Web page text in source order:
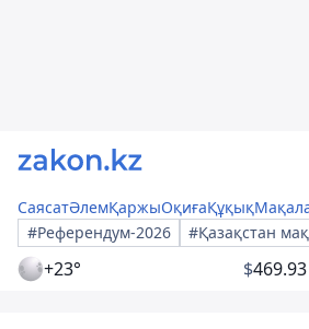
СаясатӘлемҚаржыОқиғаҚұқық
#Референдум-2026
#Қазақстан
+23° $469.93